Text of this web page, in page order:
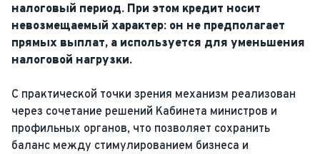
налоговый период. При этом кредит носит
невозмещаемый характер: он не предполагает
прямых выплат, а используется для уменьшения
налоговой нагрузки.
С практической точки зрения механизм реализован
через сочетание решений Кабинета министров и
профильных органов, что позволяет сохранить
баланс между стимулированием бизнеса и